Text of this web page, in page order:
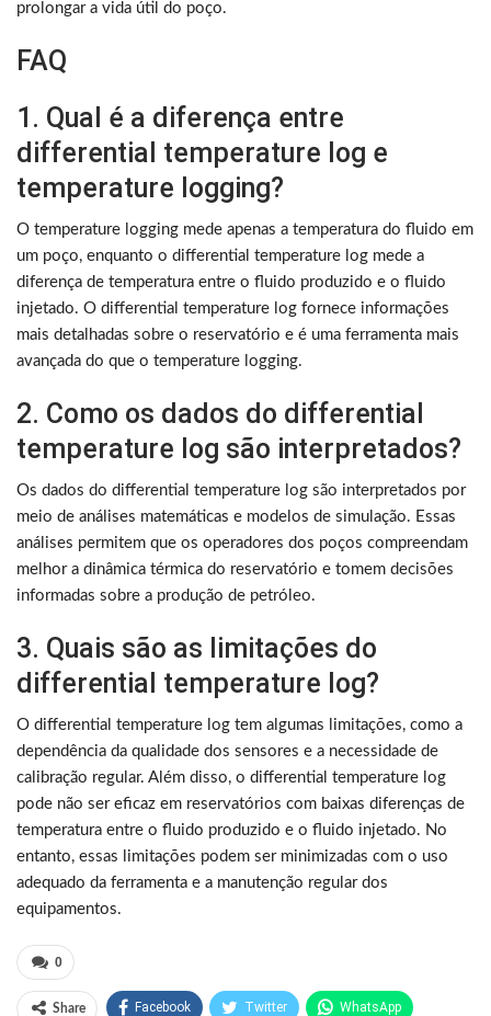
prolongar a vida útil do poço.
FAQ
1. Qual é a diferença entre
differential temperature log e
temperature logging?
O temperature logging mede apenas a temperatura do fluido em
um poço, enquanto o differential temperature log mede a
diferença de temperatura entre o fluido produzido e o fluido
injetado. O differential temperature log fornece informações
mais detalhadas sobre o reservatório e é uma ferramenta mais
avançada do que o temperature logging.
2. Como os dados do differential
temperature log são interpretados?
Os dados do differential temperature log são interpretados por
meio de análises matemáticas e modelos de simulação. Essas
análises permitem que os operadores dos poços compreendam
melhor a dinâmica térmica do reservatório e tomem decisões
informadas sobre a produção de petróleo.
3. Quais são as limitações do
differential temperature log?
O differential temperature log tem algumas limitações, como a
dependência da qualidade dos sensores e a necessidade de
calibração regular. Além disso, o differential temperature log
pode não ser eficaz em reservatórios com baixas diferenças de
temperatura entre o fluido produzido e o fluido injetado. No
entanto, essas limitações podem ser minimizadas com o uso
adequado da ferramenta e a manutenção regular dos
equipamentos.
0
Share Facebook Twitter WhatsApp